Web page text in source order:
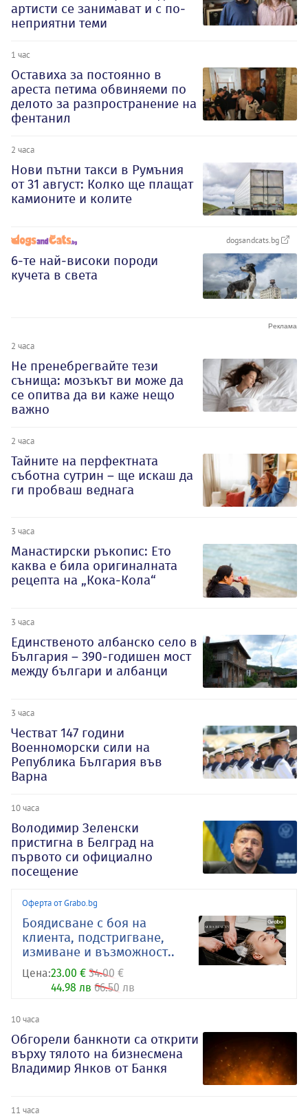
артисти се занимават и с по-
неприятни теми
1 час
Оставиха за постоянно в
ареста петима обвиняеми по
делото за разпространение на
фентанил
2 часа
Нови пътни такси в Румъния
от 31 август: Колко ще плащат
камионите и колите
dogsandcats.bg
6-те най-високи породи
кучета в света
2 часа
Не пренебрегвайте тези
сънища: мозъкът ви може да
се опитва да ви каже нещо
важно
2 часа
Тайните на перфектната
съботна сутрин – ще искаш да
ги пробваш веднага
3 часа
Манастирски ръкопис: Ето
каква е била оригиналната
рецепта на „Кока-Кола“
3 часа
Единственото албанско село в
България – 390-годишен мост
между българи и албанци
3 часа
Честват 147 години
Военноморски сили на
Република България във
Варна
10 часа
Володимир Зеленски
пристигна в Белград на
първото си официално
посещение
Оферта от Grabo.bg
Боядисване с боя на
клиента, подстригване,
измиване и възможност..
Цена:23.00 € 34.00 €
44.98 лв 66.50 лв
10 часа
Обгорели банкноти са открити
върху тялото на бизнесмена
Владимир Янков от Банкя
11 часа